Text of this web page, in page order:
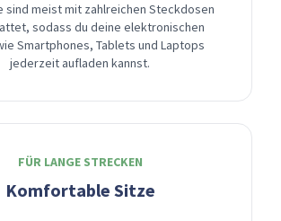
sind meist mit zahlreichen Steckdosen
sodass du deine elektronischen
Smartphones, Tablets und Laptops
jederzeit aufladen kannst.
FÜR LANGE STRECKEN
Komfortable Sitze